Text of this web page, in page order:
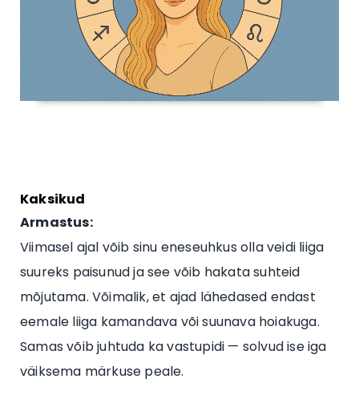
Kaksikud
Armastus:
Viimasel ajal võib sinu eneseuhkus olla veidi liiga
suureks paisunud ja see võib hakata suhteid
mõjutama. Võimalik, et ajad lähedased endast
eemale liiga kamandava või suunava hoiakuga.
Samas võib juhtuda ka vastupidi — solvud ise iga
väiksema märkuse peale.